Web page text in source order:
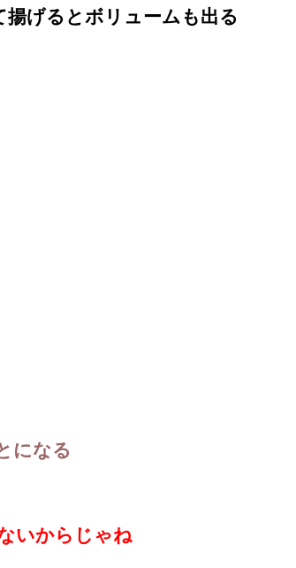
げるとボリュームも出る
になる
いからじゃね